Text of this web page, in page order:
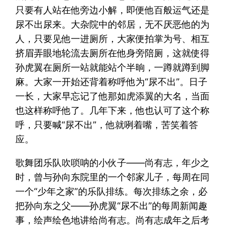
只要有人站在他旁边小解，即便他百般运气还是
尿不出尿来。大杂院中的邻居，无不厌恶他的为
人，只要见他一进厕所，大家便拍掌为号、相互
挤眉弄眼地轮流去厕所在他身旁陪厕，这就使得
孙虎翼在厕所一站就能站个半晌，一蹲就蹲到脚
麻。大家一开始还背着称呼他为“尿不出”。日子
一长，大家早忘记了他那如虎添翼的大名，当面
也这样称呼他了。几年下来，他也认可了这个称
呼，只要喊“尿不出”，他就咧着嘴，苦笑着答
应。
歌舞团乐队吹唢呐的小伙子——尚有志，年少之
时，曾与孙向东院里的一个邻家儿子，每周在同
一个“少年之家”的乐队排练。每次排练之余，必
把孙向东之父——孙虎翼“尿不出”的每周新闻趣
事，绘声绘色地讲给尚有志。尚有志成年之后考